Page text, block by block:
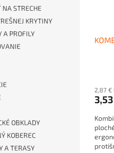
NA STRECHE
KRYTINY
A PROFILY
OBKLADY
KOBEREC
A TERASY
2,87 €